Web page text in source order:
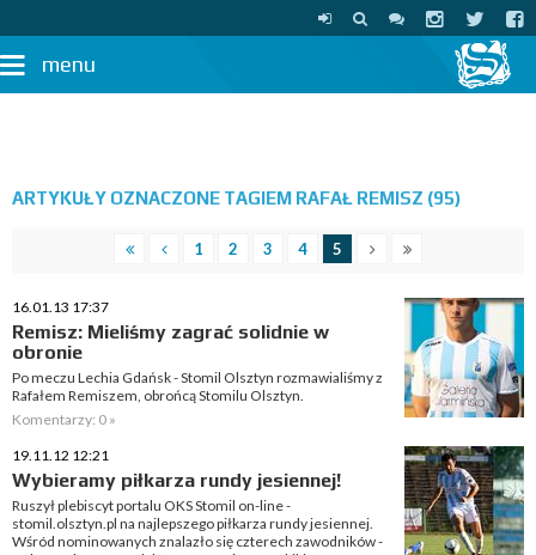
menu
ARTYKUŁY OZNACZONE TAGIEM RAFAŁ REMISZ (95)
1 2 3 4 5
16.01.13 17:37
Remisz: Mieliśmy zagrać solidnie w
obronie
Po meczu Lechia Gdańsk - Stomil Olsztyn rozmawialiśmy z
Rafałem Remiszem, obrońcą Stomilu Olsztyn.
Komentarzy: 0 »
19.11.12 12:21
Wybieramy piłkarza rundy jesiennej!
Ruszył plebiscyt portalu OKS Stomil on-line -
stomil.olsztyn.pl na najlepszego piłkarza rundy jesiennej.
Wśród nominowanych znalazło się czterech zawodników -